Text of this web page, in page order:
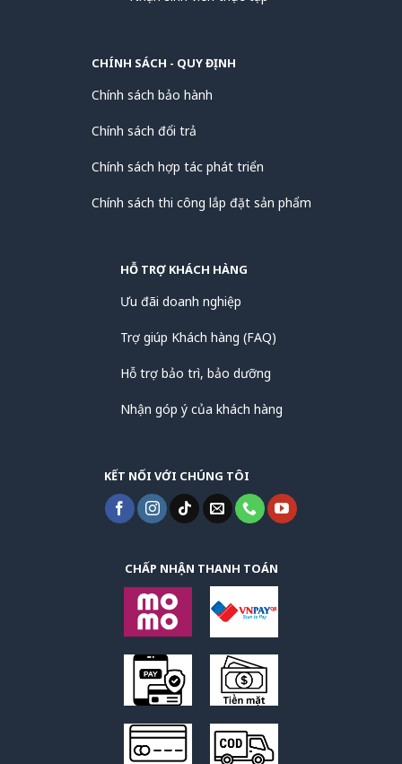
CHÍNH SÁCH - QUY ĐỊNH
Chính sách bảo hành
Chính sách đổi trả
Chính sách hợp tác phát triển
Chính sách thi công lắp đặt sản phẩm
HỖ TRỢ KHÁCH HÀNG
Ưu đãi doanh nghiệp
Trợ giúp Khách hàng (FAQ)
Hỗ trợ bảo trì, bảo dưỡng
Nhận góp ý của khách hàng
KẾT NỐI VỚI CHÚNG TÔI
CHẤP NHẬN THANH TOÁN